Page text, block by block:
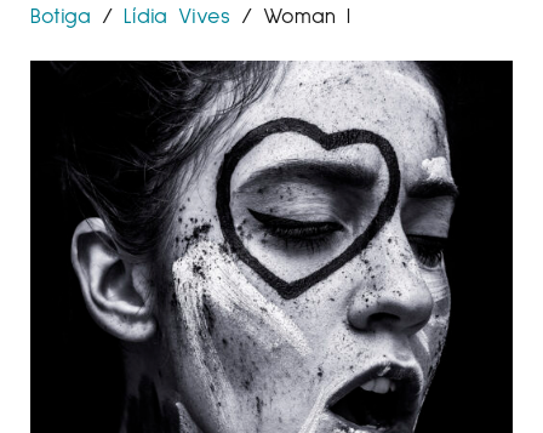
Botiga / Lídia Vives / Woman I